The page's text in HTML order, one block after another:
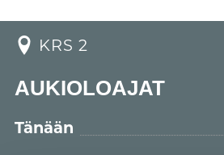
KRS 2
AUKIOLOAJAT
Tänään